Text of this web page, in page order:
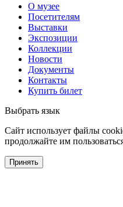
О музее
Посетителям
Выставки
Экспозиции
Коллекции
Новости
Документы
Контакты
Купить билет
Выбрать язык
Cайт использует файлы
продолжайте им
Принять